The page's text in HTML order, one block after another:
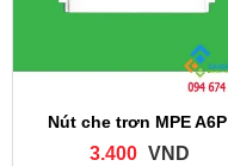
Nút che trơn MPE A6P
3.400 VND